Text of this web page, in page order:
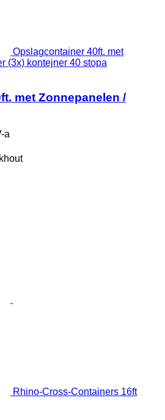
Opslagcontainer 40ft. met
(3x) kontejner 40 stopa
met Zonnepanelen /
a
Rhino-Cross-Containers 16ft